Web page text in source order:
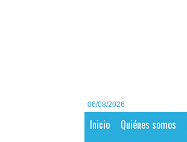
06/08/2026
Inicio Quiénes somos